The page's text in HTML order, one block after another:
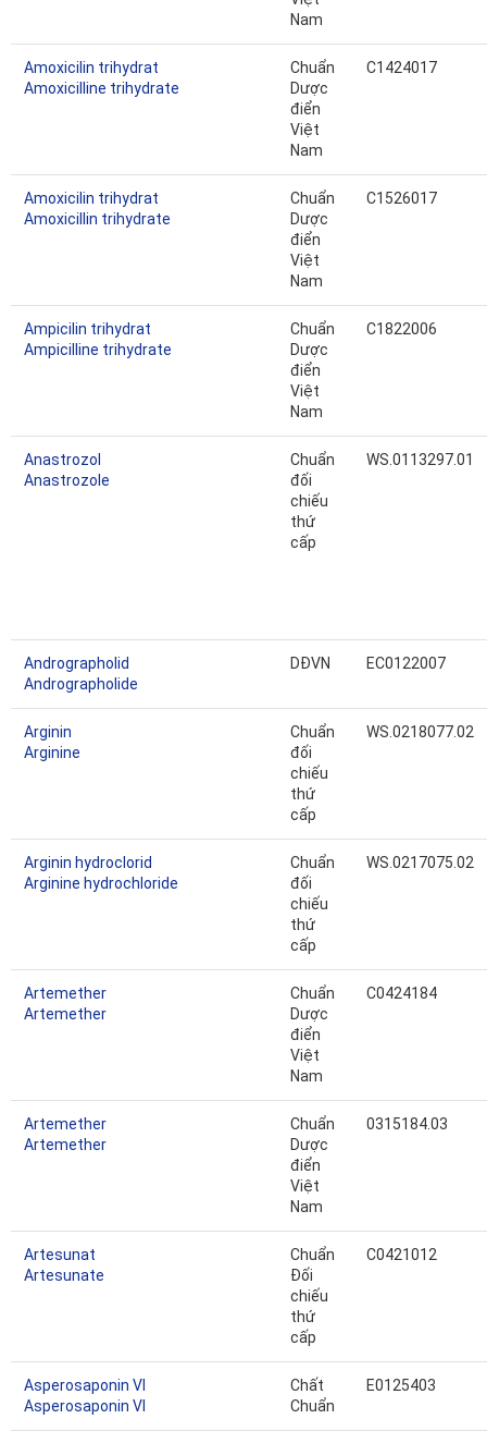
Nam
Amoxicilin trihydrat
Amoxicilline trihydrate
Chuẩn
Dược
điển
Việt
Nam
C1424017
Amoxicilin trihydrat
Amoxicillin trihydrate
Chuẩn
Dược
điển
Việt
Nam
C1526017
Ampicilin trihydrat
Ampicilline trihydrate
Chuẩn
Dược
điển
Việt
Nam
C1822006
Anastrozol
Anastrozole
Chuẩn
đối
chiếu
thứ
cấp
WS.0113297.01
Andrographolid
Andrographolide
DĐVN EC0122007
Arginin
Arginine
Chuẩn
đối
chiếu
thứ
cấp
WS.0218077.02
Arginin hydroclorid
Arginine hydrochloride
Chuẩn
đối
chiếu
thứ
cấp
WS.0217075.02
Artemether
Artemether
Chuẩn
Dược
điển
Việt
Nam
C0424184
Artemether
Artemether
Chuẩn
Dược
điển
Việt
Nam
0315184.03
Artesunat
Artesunate
Chuẩn
Đối
chiếu
thứ
cấp
C0421012
Asperosaponin VI
Asperosaponin VI
Chất
Chuẩn
E0125403